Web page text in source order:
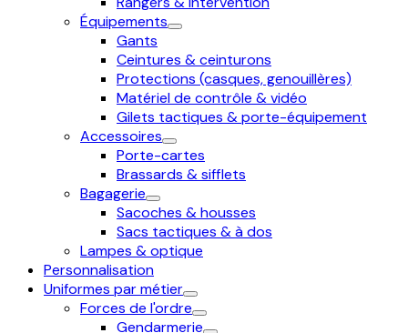
Équipements
Gants
Ceintures & ceinturons
Protections (casques, genouillères)
Matériel de contrôle & vidéo
Gilets tactiques & porte-équipement
Accessoires
Porte-cartes
Brassards & sifflets
Bagagerie
Sacoches & housses
Sacs tactiques & à dos
Lampes & optique
Personnalisation
Uniformes par métier
Forces de l'ordre
Gendarmerie